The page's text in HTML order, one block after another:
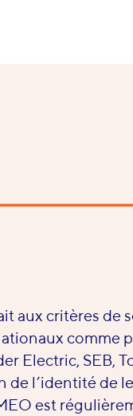
aux critères de
comme
Electric, SEB,
de l’identité de
est